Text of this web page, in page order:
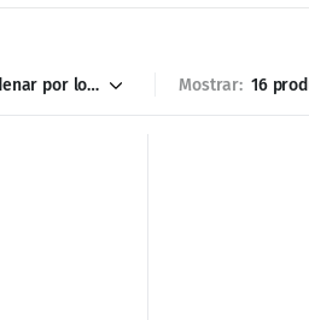
Mostrar: